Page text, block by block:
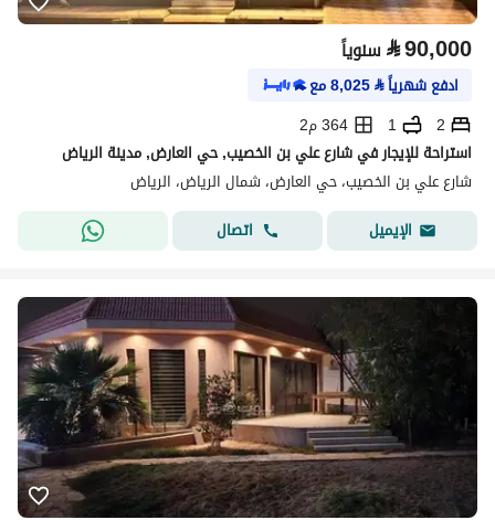
⃁90,000 سنوياً
ادفع شهرياً⃁
8,025مع
2
1
364 م2
استراحة للإيجار في شارع علي بن الخصيب, حي العارض, مدينة الرياض
شارع علي بن الخصيب، حي العارض، شمال الرياض، الرياض
الإيميل
اتصال